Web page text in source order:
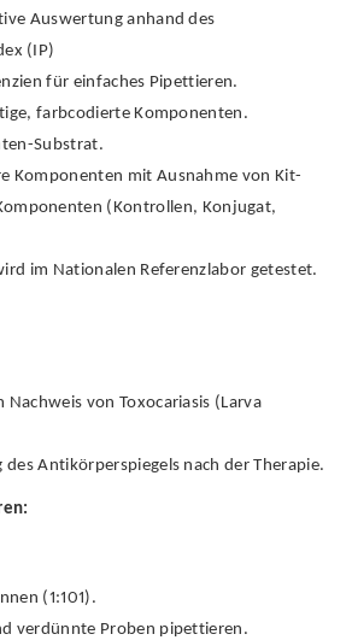
Auswertung anhand des
(IP)
für einfaches Pipettieren.
farbcodierte Komponenten.
Substrat.
Komponenten mit Ausnahme von Kit-
(Kontrollen, Konjugat,
im Nationalen Referenzlabor getestet.
Nachweis von Toxocariasis (Larva
des Antikörperspiegels nach der Therapie.
(1:101).
verdünnte Proben pipettieren.